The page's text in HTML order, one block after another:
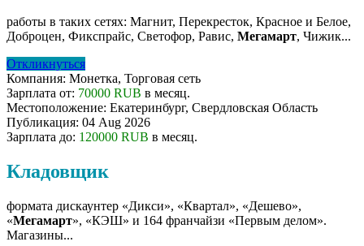
работы в таких сетях: Магнит, Перекресток, Красное и Белое,
Доброцен, Фикспрайс, Светофор, Равис, Мегамарт, Чижик...
Откликнуться
Компания: Монетка, Торговая сеть
Зарплата от: 70000 RUB в месяц.
Местоположение: Екатеринбург, Свердловская Область
Публикация: 04 Aug 2026
Зарплата до: 120000 RUB в месяц.
Кладовщик
формата дискаунтер «Дикси», «Квартал», «Дешево»,
«Мегамарт», «КЭШ» и 164 франчайзи «Первым делом».
Магазины...